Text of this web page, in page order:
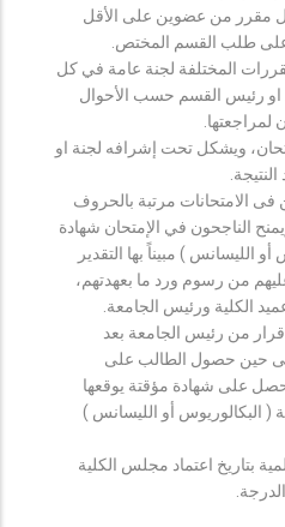
مقرر من عضوين على الأقل
على طلب القسم المختص.
المختلفة لجنة عامة في كل
او رئيس القسم حسب الأحوال
لمراجعتها.
ويشكل تحت إشرافه لجنة او
فى الامتحانات مرتبة بالحروف
الناجحون في الإمتحان شهادة
الليسانس ) مبيناً بها التقدير
من رسوم ورد ما بعهدتهم،
الكلية ورئيس الجامعة.
من رئيس الجامعة بعد
حين حصول الطالب على
على شهادة مؤقتة يوقعها
( البكالوريوس أو الليسانس )
بتاريخ اعتماد مجلس الكلية